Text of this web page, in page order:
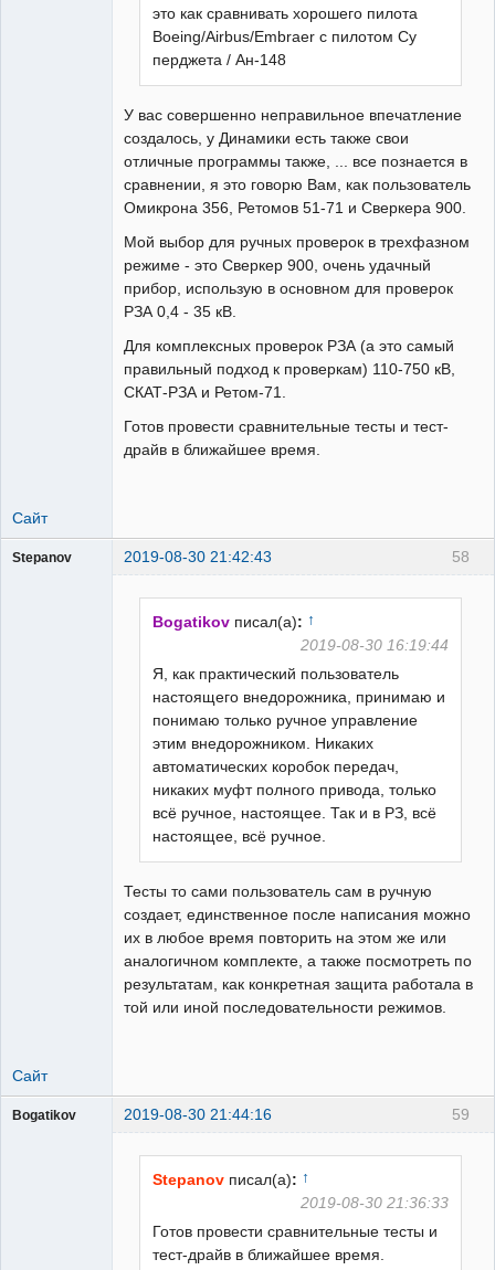
это как сравнивать хорошего пилота
Boeing/Airbus/Embraer с пилотом Су
перджета / Ан-148
У вас совершенно неправильное впечатление
создалось, у Динамики есть также свои
отличные программы также, ... все познается в
сравнении, я это говорю Вам, как пользователь
Омикрона 356, Ретомов 51-71 и Сверкера 900.
Мой выбор для ручных проверок в трехфазном
режиме - это Сверкер 900, очень удачный
прибор, использую в основном для проверок
РЗА 0,4 - 35 кВ.
Для комплексных проверок РЗА (а это самый
правильный подход к проверкам) 110-750 кВ,
СКАТ-РЗА и Ретом-71.
Готов провести сравнительные тесты и тест-
драйв в ближайшее время.
Сайт
58
Stepanov 2019-08-30 21:42:43
Bogatikov писал(а): ↑
2019-08-30 16:19:44
Я, как практический пользователь
настоящего внедорожника, принимаю и
понимаю только ручное управление
этим внедорожником. Никаких
автоматических коробок передач,
никаких муфт полного привода, только
всё ручное, настоящее. Так и в РЗ, всё
настоящее, всё ручное.
Тесты то сами пользователь сам в ручную
создает, единственное после написания можно
их в любое время повторить на этом же или
аналогичном комплекте, а также посмотреть по
результатам, как конкретная защита работала в
той или иной последовательности режимов.
Сайт
59
Bogatikov 2019-08-30 21:44:16
Stepanov писал(а): ↑
2019-08-30 21:36:33
Готов провести сравнительные тесты и
тест-драйв в ближайшее время.